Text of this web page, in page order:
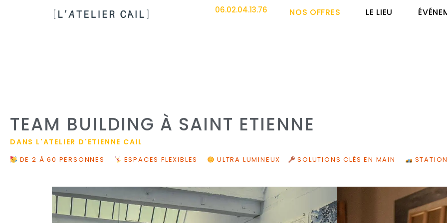
06.02.04.13.76 NOS OFFRES LE LIEU
TEAM BUILDING À SAINT ETIENNE
DANS L'ATELIER D'ETIENNE CAIL
DE 2 À 60 PERSONNES ESPACES FLEXIBLES ULTRA LUMINEUX SOLUTIONS CLÉS EN MAIN